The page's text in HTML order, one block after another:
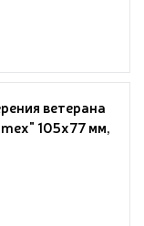
ветерана
105x77 мм,
с
клапанами,
упаковка